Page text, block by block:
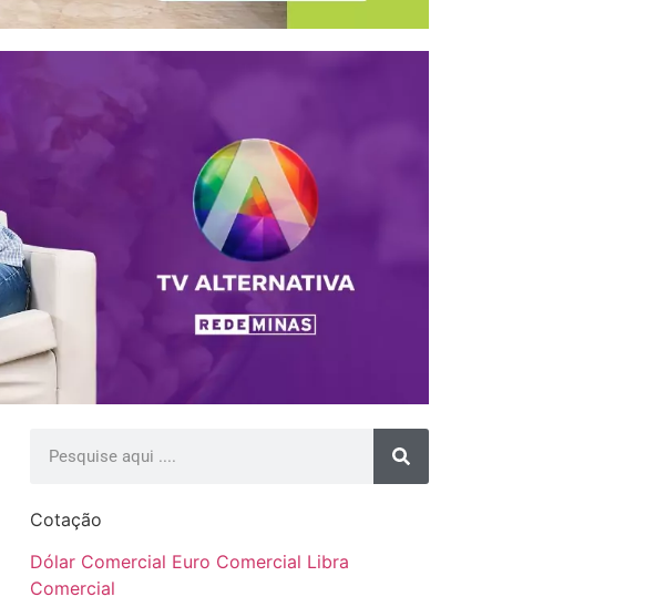
Cotação
Dólar Comercial Euro Comercial Libra
Comercial